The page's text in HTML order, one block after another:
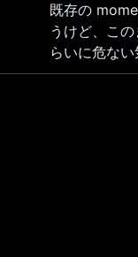
既存の
うけど、こ
らいに危ない